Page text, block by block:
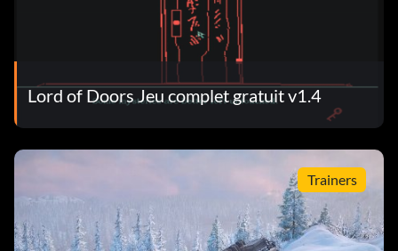
Lord of Doors Jeu complet gratuit v1.4
Trainers